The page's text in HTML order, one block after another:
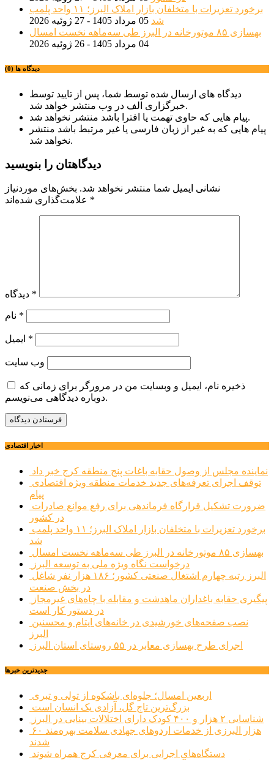
برخورد تعزیرات با متخلفان بازار املاک البرز؛ ۱۱ واحد پلمب
شد 05 مرداد 1405 - 27 ژوئیه 2026
بهسازی ۸۵ موتورخانه در البرز طی سه‌ماهه نخست امسال
04 مرداد 1405 - 26 ژوئیه 2026
دیدگاه ها (0)
دیدگاه های ارسال شده توسط شما، پس از تایید توسط
خبرگزاری الف در وب منتشر خواهد شد.
پیام هایی که حاوی تهمت یا افترا باشد منتشر نخواهد شد.
پیام هایی که به غیر از زبان فارسی یا غیر مرتبط باشد منتشر
نخواهد شد.
دیدگاهتان را بنویسید
نشانی ایمیل شما منتشر نخواهد شد. بخش‌های موردنیاز
*
*
*
*
وب‌ سایت
ذخیره نام، ایمیل و وبسایت من در مرورگر برای زمانی که
دوباره دیدگاهی می‌نویسم.
اخبار اقتصادی
نماینده مجلس از وصول حقابه باغات پنج منطقه کرج خبر داد
پیام
در کشور
شد
بهسازی ۸۵ موتورخانه در البرز طی سه‌ماهه نخست امسال
درخواست نگاه ویژه ملی به توسعه البرز
در بخش صنعت
در دستور کار است
البرز
اجرای طرح بهسازی معابر در ۵۵ روستای استان البرز
جديدترين خبرها
اربعین امسال؛ جلوه‌ای باشکوه از تولی و تبری
بزرگ‌ترین تاج گل، آزادی یک انسان است
شناسایی ۲ هزار و ۴۰۰ کودک دارای اختلالات بینایی در البرز
۶۰ هزار البرزی از خدمات اردوهای جهادی سلامت بهره‌مند
شدند
دستگاه‌های اجرایی برای معرفی کرج همراه شوند